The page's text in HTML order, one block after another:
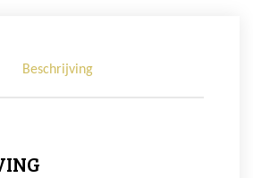
Beschrijving